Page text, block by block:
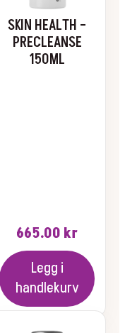
SKIN HEALTH –
PRECLEANSE
150ML
665.00 kr
Legg i
handlekurv